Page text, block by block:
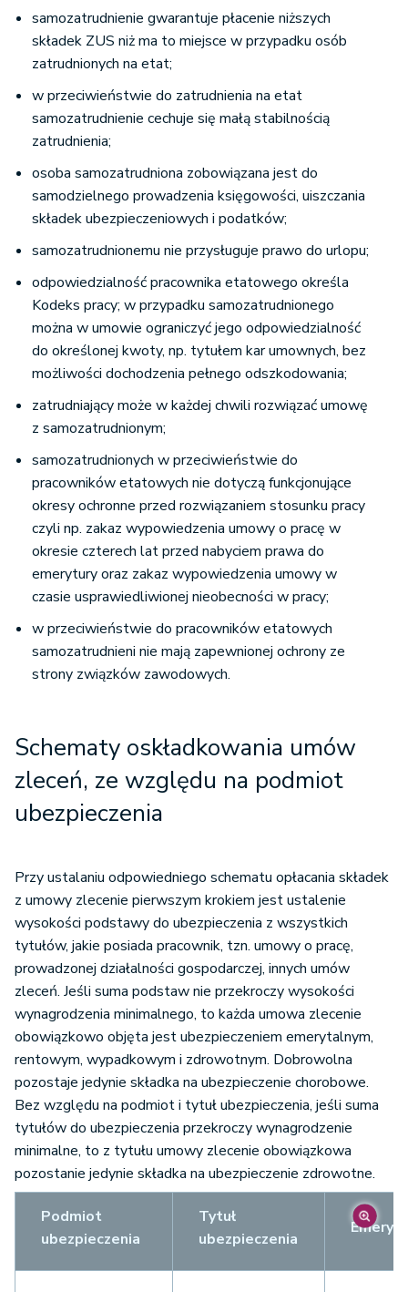
samozatrudnienie gwarantuje płacenie niższych
składek ZUS niż ma to miejsce w przypadku osób
zatrudnionych na etat;
w przeciwieństwie do zatrudnienia na etat
samozatrudnienie cechuje się małą stabilnością
zatrudnienia;
osoba samozatrudniona zobowiązana jest do
samodzielnego prowadzenia księgowości, uiszczania
składek ubezpieczeniowych i podatków;
samozatrudnionemu nie przysługuje prawo do urlopu;
odpowiedzialność pracownika etatowego określa
Kodeks pracy; w przypadku samozatrudnionego
można w umowie ograniczyć jego odpowiedzialność
do określonej kwoty, np. tytułem kar umownych, bez
możliwości dochodzenia pełnego odszkodowania;
zatrudniający może w każdej chwili rozwiązać umowę
z samozatrudnionym;
samozatrudnionych w przeciwieństwie do
pracowników etatowych nie dotyczą funkcjonujące
okresy ochronne przed rozwiązaniem stosunku pracy
czyli np. zakaz wypowiedzenia umowy o pracę w
okresie czterech lat przed nabyciem prawa do
emerytury oraz zakaz wypowiedzenia umowy w
czasie usprawiedliwionej nieobecności w pracy;
w przeciwieństwie do pracowników etatowych
samozatrudnieni nie mają zapewnionej ochrony ze
strony związków zawodowych.
Schematy oskładkowania umów
zleceń, ze względu na podmiot
ubezpieczenia
Przy ustalaniu odpowiedniego schematu opłacania składek
z umowy zlecenie pierwszym krokiem jest ustalenie
wysokości podstawy do ubezpieczenia z wszystkich
tytułów, jakie posiada pracownik, tzn. umowy o pracę,
prowadzonej działalności gospodarczej, innych umów
zleceń. Jeśli suma podstaw nie przekroczy wysokości
wynagrodzenia minimalnego, to każda umowa zlecenie
obowiązkowo objęta jest ubezpieczeniem emerytalnym,
rentowym, wypadkowym i zdrowotnym. Dobrowolna
pozostaje jedynie składka na ubezpieczenie chorobowe.
Bez względu na podmiot i tytuł ubezpieczenia, jeśli suma
tytułów do ubezpieczenia przekroczy wynagrodzenie
minimalne, to z tytułu umowy zlecenie obowiązkowa
pozostanie jedynie składka na ubezpieczenie zdrowotne.
Podmiot
ubezpieczenia
Tytuł
ubezpieczenia